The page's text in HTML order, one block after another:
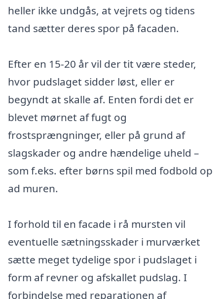
heller ikke undgås, at vejrets og tidens
tand sætter deres spor på facaden.
Efter en 15-20 år vil der tit være steder,
hvor pudslaget sidder løst, eller er
begyndt at skalle af. Enten fordi det er
blevet mørnet af fugt og
frostsprængninger, eller på grund af
slagskader og andre hændelige uheld –
som f.eks. efter børns spil med fodbold op
ad muren.
I forhold til en facade i rå mursten vil
eventuelle sætningsskader i murværket
sætte meget tydelige spor i pudslaget i
form af revner og afskallet pudslag. I
forbindelse med reparationen af